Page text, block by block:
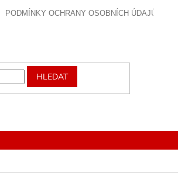
PODMÍNKY OCHRANY OSOBNÍCH ÚDAJŮ
HLEDAT